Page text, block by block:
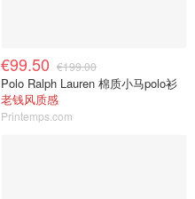
€99.50 €199.00
Polo Ralph Lauren 棉质小马polo衫
老钱风质感
Printemps.com